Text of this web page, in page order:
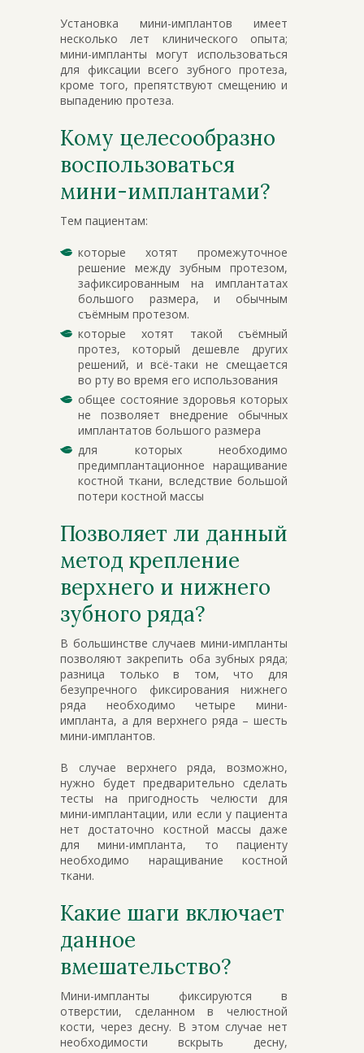
Установка мини-имплантов имеет
несколько лет клинического опыта;
мини-импланты могут использоваться
для фиксации всего зубного протеза,
кроме того, препятствуют смещению и
выпадению протеза.
Кому целесообразно
воспользоваться
мини-имплантами?
Тем пациентам:
которые хотят промежуточное
решение между зубным протезом,
зафиксированным на имплантатах
большого размера, и обычным
съёмным протезом.
которые хотят такой съёмный
протез, который дешевле других
решений, и всё-таки не смещается
во рту во время его использования
общее состояние здоровья которых
не позволяет внедрение обычных
имплантатов большого размера
для которых необходимо
предимплантационное наращивание
костной ткани, вследствие большой
потери костной массы
Позволяет ли данный
метод крепление
верхнего и нижнего
зубного ряда?
В большинстве случаев мини-импланты
позволяют закрепить оба зубных ряда;
разница только в том, что для
безупречного фиксирования нижнего
ряда необходимо четыре мини-
импланта, а для верхнего ряда – шесть
мини-имплантов.
В случае верхнего ряда, возможно,
нужно будет предварительно сделать
тесты на пригодность челюсти для
мини-имплантации, или если у пациента
нет достаточно костной массы даже
для мини-импланта, то пациенту
необходимо наращивание костной
ткани.
Какие шаги включает
данное
вмешательство?
Мини-импланты фиксируются в
отверстии, сделанном в челюстной
кости, через десну. В этом случае нет
необходимости вскрыть десну,